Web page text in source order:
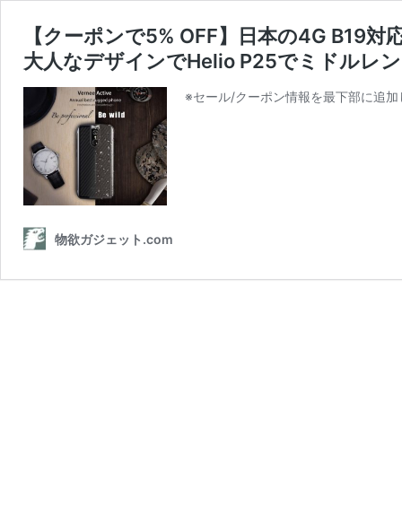
【クーポンで5% OFF】日本の4G B19
大人なデザインでHelio P25でミドルレ
※セール/クーポン情報を最下部に追
物欲ガジェット.com